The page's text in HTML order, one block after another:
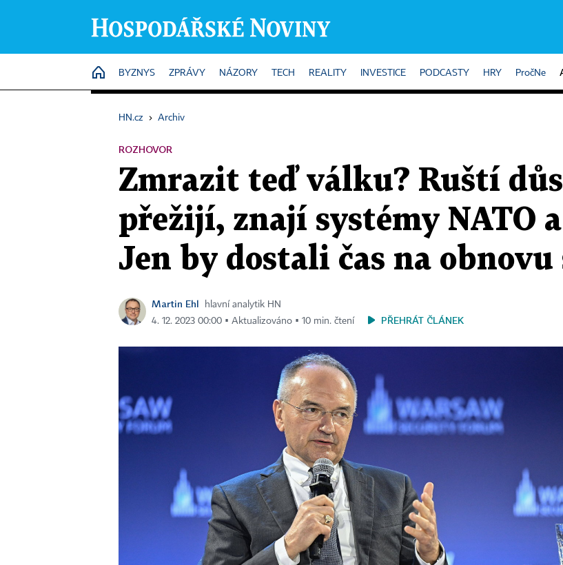
HOME
BYZNYS ZPRÁVY NÁZORY TECH REALITY INVESTICE PODCASTY HRY PročNe
HN.cz › Archiv
ROZHOVOR
Zmrazit teď válku? Ruští
přežijí, znají systémy NATO
Jen by dostali čas na obnovu
Martin Ehl
hlavní analytik HN
4. 12. 2023 00:00 ▪ Aktualizováno ▪ 10 min. čtení
PŘEHRÁT ČLÁNEK